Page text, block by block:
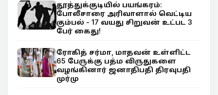
தூத்துக்குடியில் பயங்கரம்:
போலீசாரை அரிவாளால் வெட்டிய
கும்பல் - 17 வயது சிறுவன் உட்பட 3
பேர் கைது!
ரோகித் சர்மா, மாதவன் உள்ளிட்ட
65 பேருக்கு பத்ம விருதுகளை
வழங்கினார் ஜனாதிபதி திரவுபதி
முர்மு